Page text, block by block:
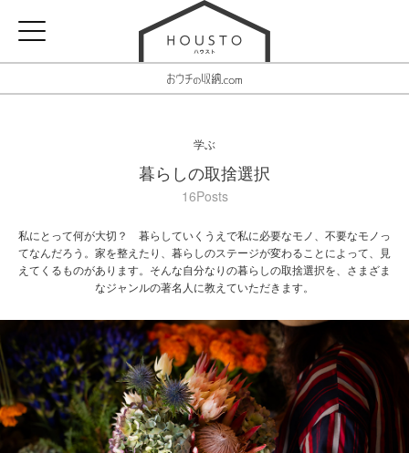
学ぶ
暮らしの取捨選択
16Posts
私にとって何が大切？ 暮らしていくうえで私に必要なモノ、不要なモノっ
てなんだろう。家を整えたり、暮らしのステージが変わることによって、見
えてくるものがあります。そんな自分なりの暮らしの取捨選択を、さまざま
なジャンルの著名人に教えていただきます。